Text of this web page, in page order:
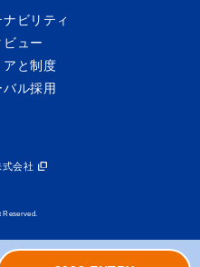
ビリティ
ビュー
アと制度
バル採用
会社
Reserved.